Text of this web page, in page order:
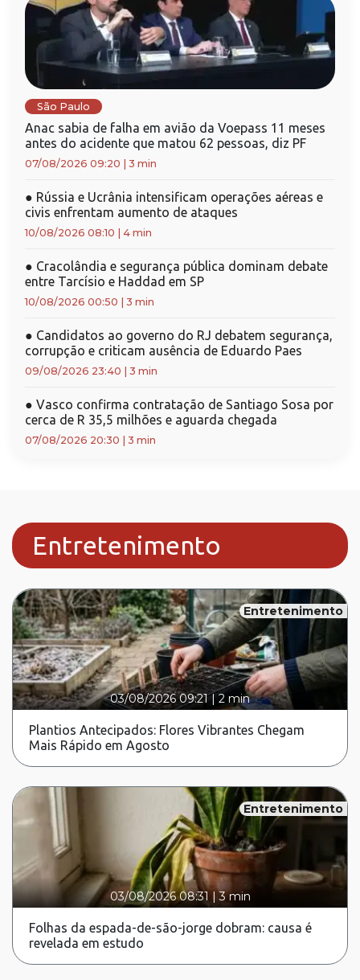
São Paulo
Anac sabia de falha em avião da Voepass 11 meses
antes do acidente que matou 62 pessoas, diz PF
07/08/2026 09:20 3 min
● Rússia e Ucrânia intensificam operações aéreas e
civis enfrentam aumento de ataques
10/08/2026 08:10 4 min
● Cracolândia e segurança pública dominam debate
entre Tarcísio e Haddad em SP
10/08/2026 00:50 3 min
● Candidatos ao governo do RJ debatem segurança,
corrupção e criticam ausência de Eduardo Paes
09/08/2026 23:40 3 min
● Vasco confirma contratação de Santiago Sosa por
cerca de R 35,5 milhões e aguarda chegada
07/08/2026 20:30 3 min
Entretenimento
Entretenimento
03/08/2026 09:21|2 min
Plantios Antecipados: Flores Vibrantes Chegam
Mais Rápido em Agosto
Entretenimento
03/08/2026 08:31 |3 min
Folhas da espada-de-são-jorge dobram: causa é
revelada em estudo